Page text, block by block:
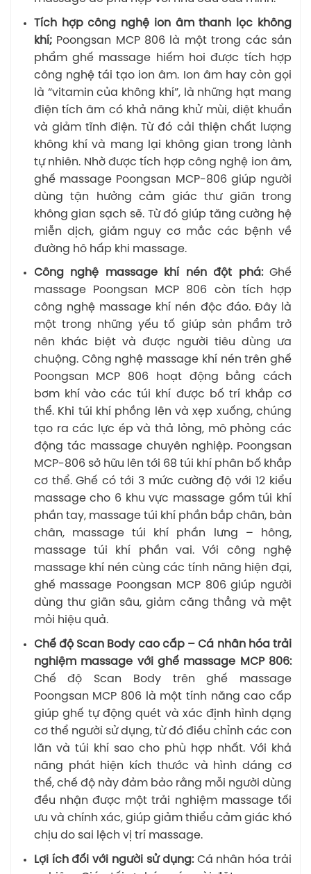
Tích hợp công nghệ ion âm thanh lọc không
khí; Poongsan MCP 806 là một trong các sản
phẩm ghế massage hiếm hoi được tích hợp
công nghệ tái tạo ion âm. Ion âm hay còn gọi
là “vitamin của không khí”, là những hạt mang
điện tích âm có khả năng khử mùi, diệt khuẩn
và giảm tĩnh điện. Từ đó cải thiện chất lượng
không khí và mang lại không gian trong lành
tự nhiên. Nhờ được tích hợp công nghệ ion âm,
ghế massage Poongsan MCP-806 giúp người
dùng tận hưởng cảm giác thư giãn trong
không gian sạch sẽ. Từ đó giúp tăng cường hệ
miễn dịch, giảm nguy cơ mắc các bệnh về
đường hô hấp khi massage.
Công nghệ massage khí nén đột phá: Ghế
massage Poongsan MCP 806 còn tích hợp
công nghệ massage khí nén độc đáo. Đây là
một trong những yếu tố giúp sản phẩm trở
nên khác biệt và được người tiêu dùng ưa
chuộng. Công nghệ massage khí nén trên ghế
Poongsan MCP 806 hoạt động bằng cách
bơm khí vào các túi khí được bố trí khắp cơ
thể. Khi túi khí phồng lên và xẹp xuống, chúng
tạo ra các lực ép và thả lỏng, mô phỏng các
động tác massage chuyên nghiệp. Poongsan
MCP-806 sở hữu lên tới 68 túi khí phân bố khắp
cơ thể. Ghế có tới 3 mức cường độ với 12 kiểu
massage cho 6 khu vực massage gồm túi khí
phần tay, massage túi khí phần bắp chân, bàn
chân, massage túi khí phần lưng – hông,
massage túi khí phần vai. Với công nghệ
massage khí nén cùng các tính năng hiện đại,
ghế massage Poongsan MCP 806 giúp người
dùng thư giãn sâu, giảm căng thẳng và mệt
mỏi hiệu quả.
Chế độ Scan Body cao cấp – Cá nhân hóa trải
nghiệm massage với ghế massage MCP 806:
Chế độ Scan Body trên ghế massage
Poongsan MCP 806 là một tính năng cao cấp
giúp ghế tự động quét và xác định hình dạng
cơ thể người sử dụng, từ đó điều chỉnh các con
lăn và túi khí sao cho phù hợp nhất. Với khả
năng phát hiện kích thước và hình dáng cơ
thể, chế độ này đảm bảo rằng mỗi người dùng
đều nhận được một trải nghiệm massage tối
ưu và chính xác, giúp giảm thiểu cảm giác khó
chịu do sai lệch vị trí massage.
Lợi ích đối với người sử dụng: Cá nhân hóa trải